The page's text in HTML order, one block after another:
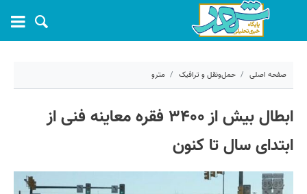
صفحه اصلی حمل‌ونقل و ترافیک مترو
ابطال بیش از ۳۴۰۰ فقره معاینه فنی از
ابتدای سال تا کنون